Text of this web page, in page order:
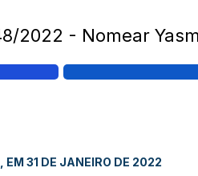
2022 - Nomear
31 DE JANEIRO DE 2022